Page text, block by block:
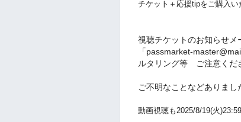
チケット＋応援tipをご購入い
視聴チケットのお知らせメ
「passmarket-
ルタリング等 ご注意くだ
ご不明なことなどありまし
動画視聴も 2025/8/19(火)23:59